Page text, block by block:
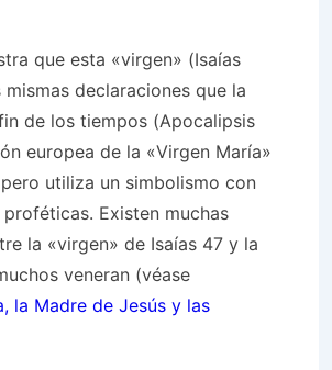
que esta «virgen» (Isaías
mismas declaraciones que la
de los tiempos (Apocalipsis
europea de la «Virgen María»
utiliza un simbolismo con
Existen muchas
la «virgen» de Isaías 47 y la
veneran (véase
la Madre de Jesús y las